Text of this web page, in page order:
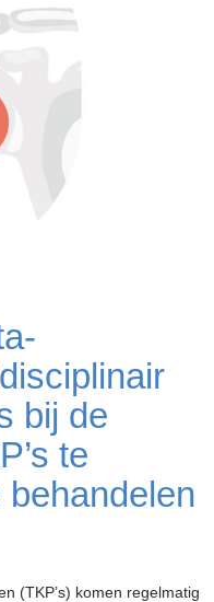
bij de
te
(TKP’s) komen regelmatig